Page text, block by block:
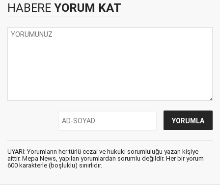
HABERE YORUM KAT
UYARI: Yorumların her türlü cezai ve hukuki sorumluluğu yazan kişiye
aittir. Mepa News, yapılan yorumlardan sorumlu değildir. Her bir yorum
600 karakterle (boşluklu) sınırlıdır.